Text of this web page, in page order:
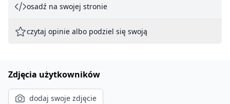
osadź na swojej stronie
czytaj opinie albo podziel się swoją
Zdjęcia użytkowników
dodaj swoje zdjęcie